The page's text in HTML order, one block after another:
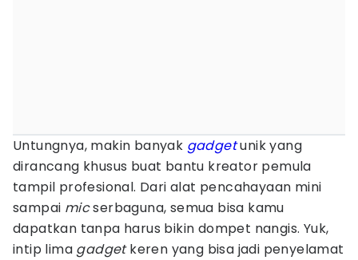
Untungnya, makin banyak gadgetunik yang
dirancang khusus buat bantu kreator pemula
tampil profesional. Dari alat pencahayaan mini
sampai micserbaguna, semua bisa kamu
dapatkan tanpa harus bikin dompet nangis. Yuk,
intip lima gadgetkeren yang bisa jadi penyelamat